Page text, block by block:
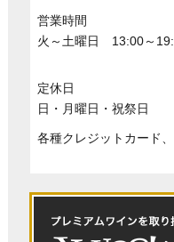
営業時間
火～土曜日 13:00～
定休日
日・月曜日・祝祭日
各種クレジットカード